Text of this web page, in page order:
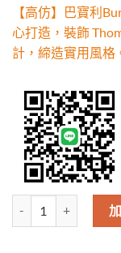
分【高仿】巴寶利
心打造，裝飾
計，締造實用風格
高仿巴寶利